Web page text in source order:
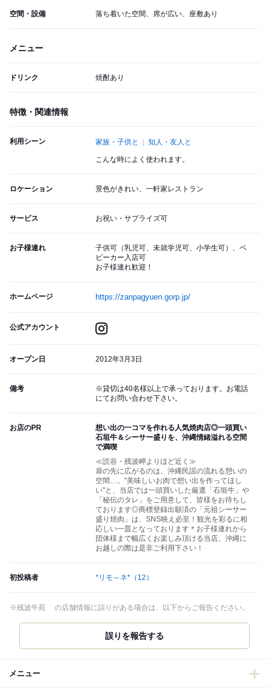
空間・設備 落ち着いた空間、席が広い、座敷あり
メニュー
ドリンク 焼酎あり
特徴・関連情報
利用シーン 家族・子供と 知人・友人と
こんな時によく使われます。
ロケーション 景色がきれい、一軒家レストラン
サービス お祝い・サプライズ可
お子様連れ
子供可（乳児可、未就学児可、小学生可）、ベ
ビーカー入店可
お子様連れ歓迎！
ホームページ https://zanpagyuen.gorp.jp/
公式アカウント
オープン日 2012年3月3日
備考
※貸切は40名様以上で承っております。お電話
にてお問い合わせ下さい。
お店のPR
想い出の一コマを作れる人気焼肉店◎一頭買い
石垣牛＆シーサー盛りを、沖縄情緒溢れる空間
で満喫
≪読谷・残波岬よりほど近く≫
扉の先に広がるのは、沖縄民謡の流れる憩いの
空間…。"美味しいお肉で想い出を作ってほし
い"と、当店では一頭買いした厳選「石垣牛」や
「秘伝のタレ」をご用意して、皆様をお待ちし
ております◎商標登録出願済の「元祖シーサー
盛り焼肉」は、SNS映え必至！観光を彩るに相
応しい一皿となっております＊お子様連れから
団体様まで幅広くお楽しみ頂ける当店、沖縄に
お越しの際は是非ご利用下さい！
初投稿者 *リモ～ネ* （12）
※残波牛苑 の店舗情報に誤りがある場合は、以下からご報告ください。
誤りを報告する
メニュー